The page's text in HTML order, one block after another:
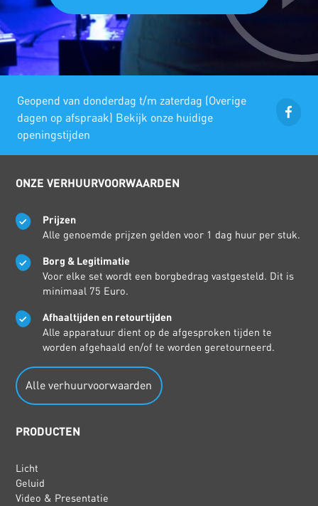
Geopend van donderdag t/m zaterdag (Overige
dagen op afspraak) Bekijk onze huidige
openingstijden
ONZE VERHUURVOORWAARDEN
Prijzen
Alle genoemde prijzen gelden voor 1 dag huur per stuk.
Borg & Legitimatie
Voor elke set wordt een borgbedrag vastgesteld. Dit is
minimaal 75 Euro.
Afhaaltijden en retourtijden
Alle apparatuur dient op de afgesproken tijden te
worden afgehaald en/of te worden geretourneerd.
Alle verhuurvoorwaarden
PRODUCTEN
Licht
Geluid
Video & Presentatie